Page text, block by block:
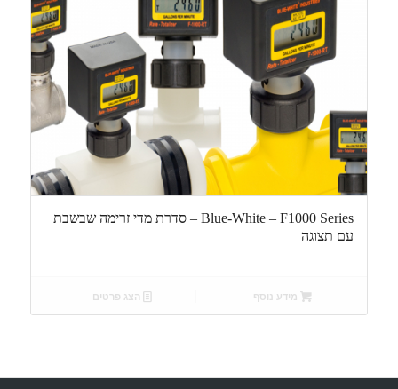
Blue-White – F1000 Series – סדרת מדי זרימה שבשבת
עם תצוגה
מידע נוסף הצג פרטים